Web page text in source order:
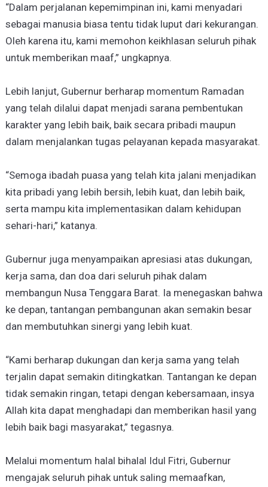
“Dalam perjalanan kepemimpinan ini, kami menyadari
sebagai manusia biasa tentu tidak luput dari kekurangan.
Oleh karena itu, kami memohon keikhlasan seluruh pihak
untuk memberikan maaf,” ungkapnya.
Lebih lanjut, Gubernur berharap momentum Ramadan
yang telah dilalui dapat menjadi sarana pembentukan
karakter yang lebih baik, baik secara pribadi maupun
dalam menjalankan tugas pelayanan kepada masyarakat.
“Semoga ibadah puasa yang telah kita jalani menjadikan
kita pribadi yang lebih bersih, lebih kuat, dan lebih baik,
serta mampu kita implementasikan dalam kehidupan
sehari-hari,” katanya.
Gubernur juga menyampaikan apresiasi atas dukungan,
kerja sama, dan doa dari seluruh pihak dalam
membangun Nusa Tenggara Barat. Ia menegaskan bahwa
ke depan, tantangan pembangunan akan semakin besar
dan membutuhkan sinergi yang lebih kuat.
“Kami berharap dukungan dan kerja sama yang telah
terjalin dapat semakin ditingkatkan. Tantangan ke depan
tidak semakin ringan, tetapi dengan kebersamaan, insya
Allah kita dapat menghadapi dan memberikan hasil yang
lebih baik bagi masyarakat,” tegasnya.
Melalui momentum halal bihalal Idul Fitri, Gubernur
mengajak seluruh pihak untuk saling memaafkan,